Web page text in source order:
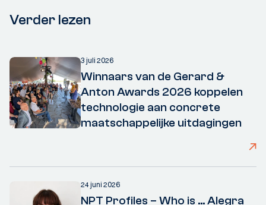
Verder lezen
3 juli 2026
Winnaars van de Gerard &
Anton Awards 2026 koppelen
technologie aan concrete
maatschappelijke uitdagingen
24 juni 2026
NPT Profiles – Who is ... Alegra